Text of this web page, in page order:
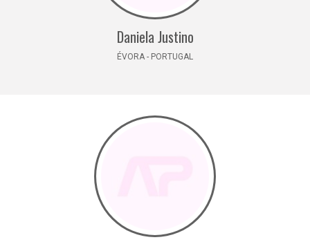
Daniela Justino
ÉVORA - PORTUGAL